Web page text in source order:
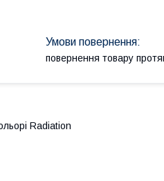
повернення товару
Radiation